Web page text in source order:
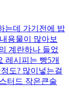
는데 가기전에 밥
용물이 많아보
계란하나 들었
레시피는 빵5개
도? 많이넣는걸
터드 작은큰술